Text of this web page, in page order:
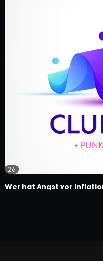
26
Wer hat Angst vor